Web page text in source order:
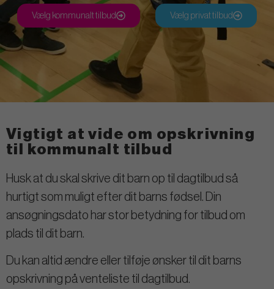
Vælg kommunalt tilbud Vælg privat tilbud
Vigtigt at vide om opskrivning
til kommunalt tilbud
Husk at du skal skrive dit barn op til dagtilbud så
hurtigt som muligt efter dit barns fødsel. Din
ansøgningsdato har stor betydning for tilbud om
plads til dit barn.
Du kan altid ændre eller tilføje ønsker til dit barns
opskrivning på venteliste til dagtilbud.